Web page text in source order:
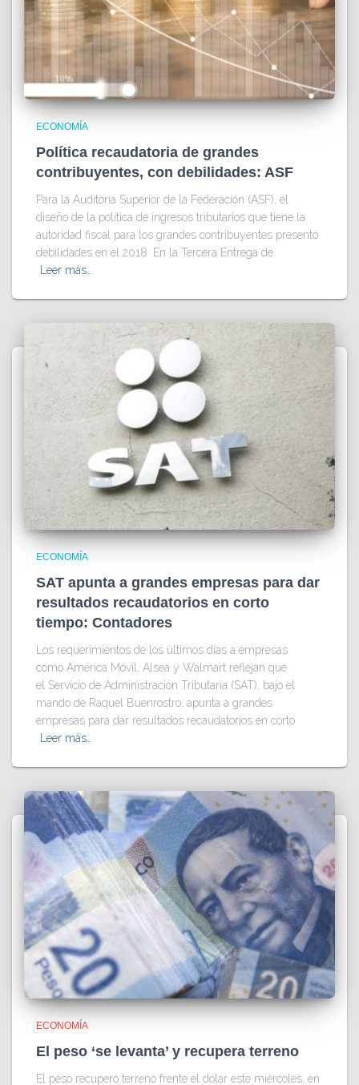
ECONOMÍA
Política recaudatoria de grandes
contribuyentes, con debilidades: ASF
Para la Auditoría Superior de la Federación (ASF), el
diseño de la política de ingresos tributarios que tiene la
autoridad fiscal para los grandes contribuyentes presentó
debilidades en el 2018. En la Tercera Entrega de
Leer más…
ECONOMÍA
SAT apunta a grandes empresas para dar
resultados recaudatorios en corto
tiempo: Contadores
Los requerimientos de los últimos días a empresas
como América Móvil, Alsea y Walmart reflejan que
el Servicio de Administración Tributaria (SAT), bajo el
mando de Raquel Buenrostro, apunta a grandes
empresas para dar resultados recaudatorios en corto
Leer más…
ECONOMÍA
El peso ‘se levanta’ y recupera terreno
El peso recuperó terreno frente el dólar este miércoles, en